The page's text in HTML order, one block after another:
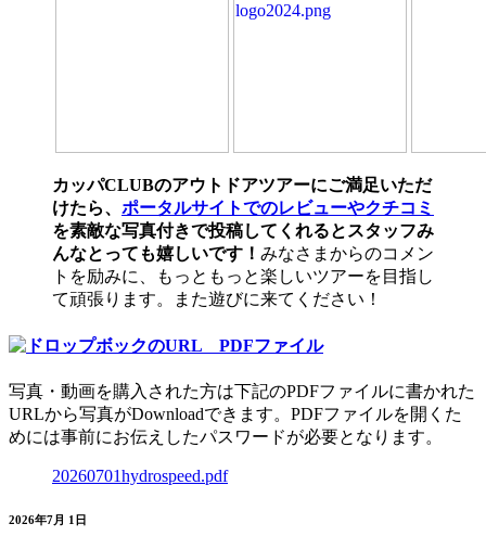
カッパCLUBのアウトドアツアーにご満足いただ
けたら、 ポータルサイトでのレビューやクチコミ
を素敵な写真付きで投稿してくれるとスタッフみ
んなとっても嬉しいです！ みなさまからのコメン
トを励みに、もっともっと楽しいツアーを目指し
て頑張ります。また遊びに来てください！
写真・動画を購入された方は下記のPDFファイルに書かれた
URLから写真がDownloadできます。PDFファイルを開くた
めには事前にお伝えしたパスワードが必要となります。
20260701hydrospeed.pdf
2026年7月 1日